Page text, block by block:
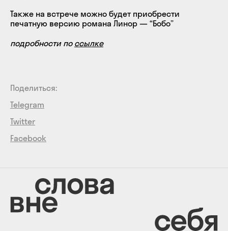
Также на встрече можно будет приобрести
печатную версию романа Линор — “Бобо”
подробности по ссылке
Поделиться:
Telegram
Twitter
Facebook